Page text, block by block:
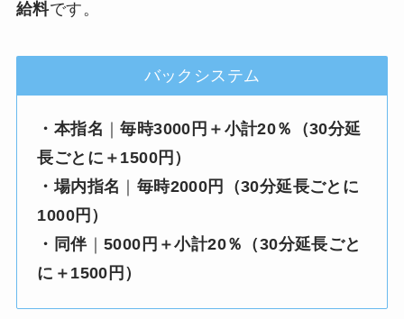
給料です。
バックシステム
・本指名 ｜毎時3000円＋小計20％（30分延
長ごとに＋1500円）
・場内指名
毎時2000円（30分延長ごとに
1000円）
・同伴｜ 5000円＋小計20％（30分延長ごと
に＋1500円）